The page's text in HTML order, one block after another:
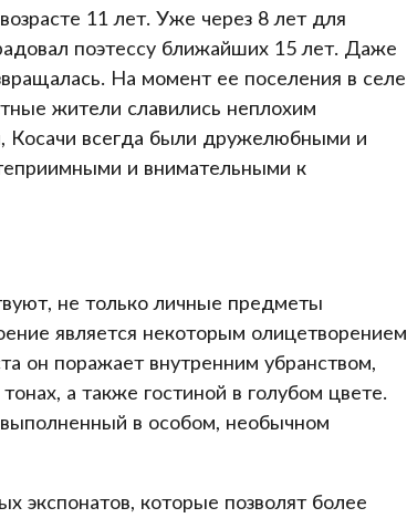
11 лет. Уже через 8 лет для
поэтессу ближайших 15 лет. Даже
На момент ее поселения в селе
жители славились неплохим
Косачи всегда были дружелюбными и
и внимательными к
не только личные предметы
является некоторым олицетворением
он поражает внутренним убранством,
а также гостиной в голубом цвете.
в особом, необычном
экспонатов, которые позволят более